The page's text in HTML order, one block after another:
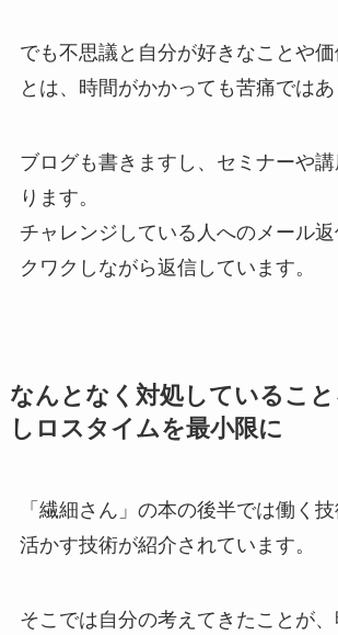
でも不思議と自分が好きなことや
とは、時間がかかっても苦痛ではあ
ブログも書きますし、セミナーや
ります。
チャレンジしている人へのメール
クワクしながら返信しています。
なんとなく対処しているこ
しロスタイムを最小限に
「繊細さん」の本の後半では働く
活かす技術が紹介されています。
そこでは自分の考えてきたことが